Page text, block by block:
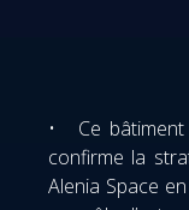
• Ce bâtiment
confirme la
Alenia Space